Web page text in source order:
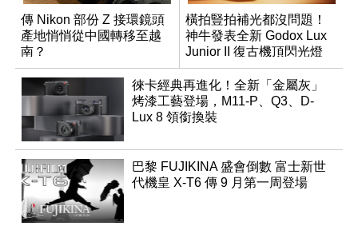
傳 Nikon 部份 Z 接環鏡頭
產地悄悄從中國轉移至越
南？
橫拍豎拍補光都沒問題！
神牛發表全新 Godox Lux
Junior II 復古機頂閃光燈
徠卡經典再進化！全新「金屬灰」
烤漆工藝登場，M11-P、Q3、D-
Lux 8 領銜換裝
巴黎 FUJIKINA 盛會倒數 富士新世
代機皇 X-T6 傳 9 月第一周登場